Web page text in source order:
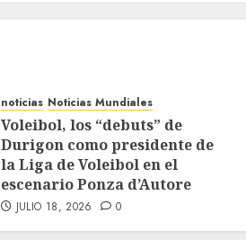
noticias Noticias Mundiales
Voleibol, los “debuts” de
Durigon como presidente de
la Liga de Voleibol en el
escenario Ponza d’Autore
JULIO 18, 2026 0